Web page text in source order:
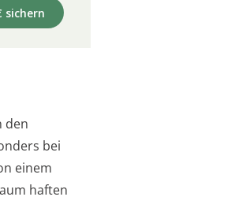
sichern
den
bei
einem
haften